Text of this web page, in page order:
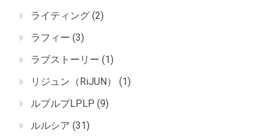
ライティング (2)
ラフィー (3)
ラブストーリー (1)
リジュン（RiJUN）
(1)
ルプルプLPLP (9)
ルルシア (31)